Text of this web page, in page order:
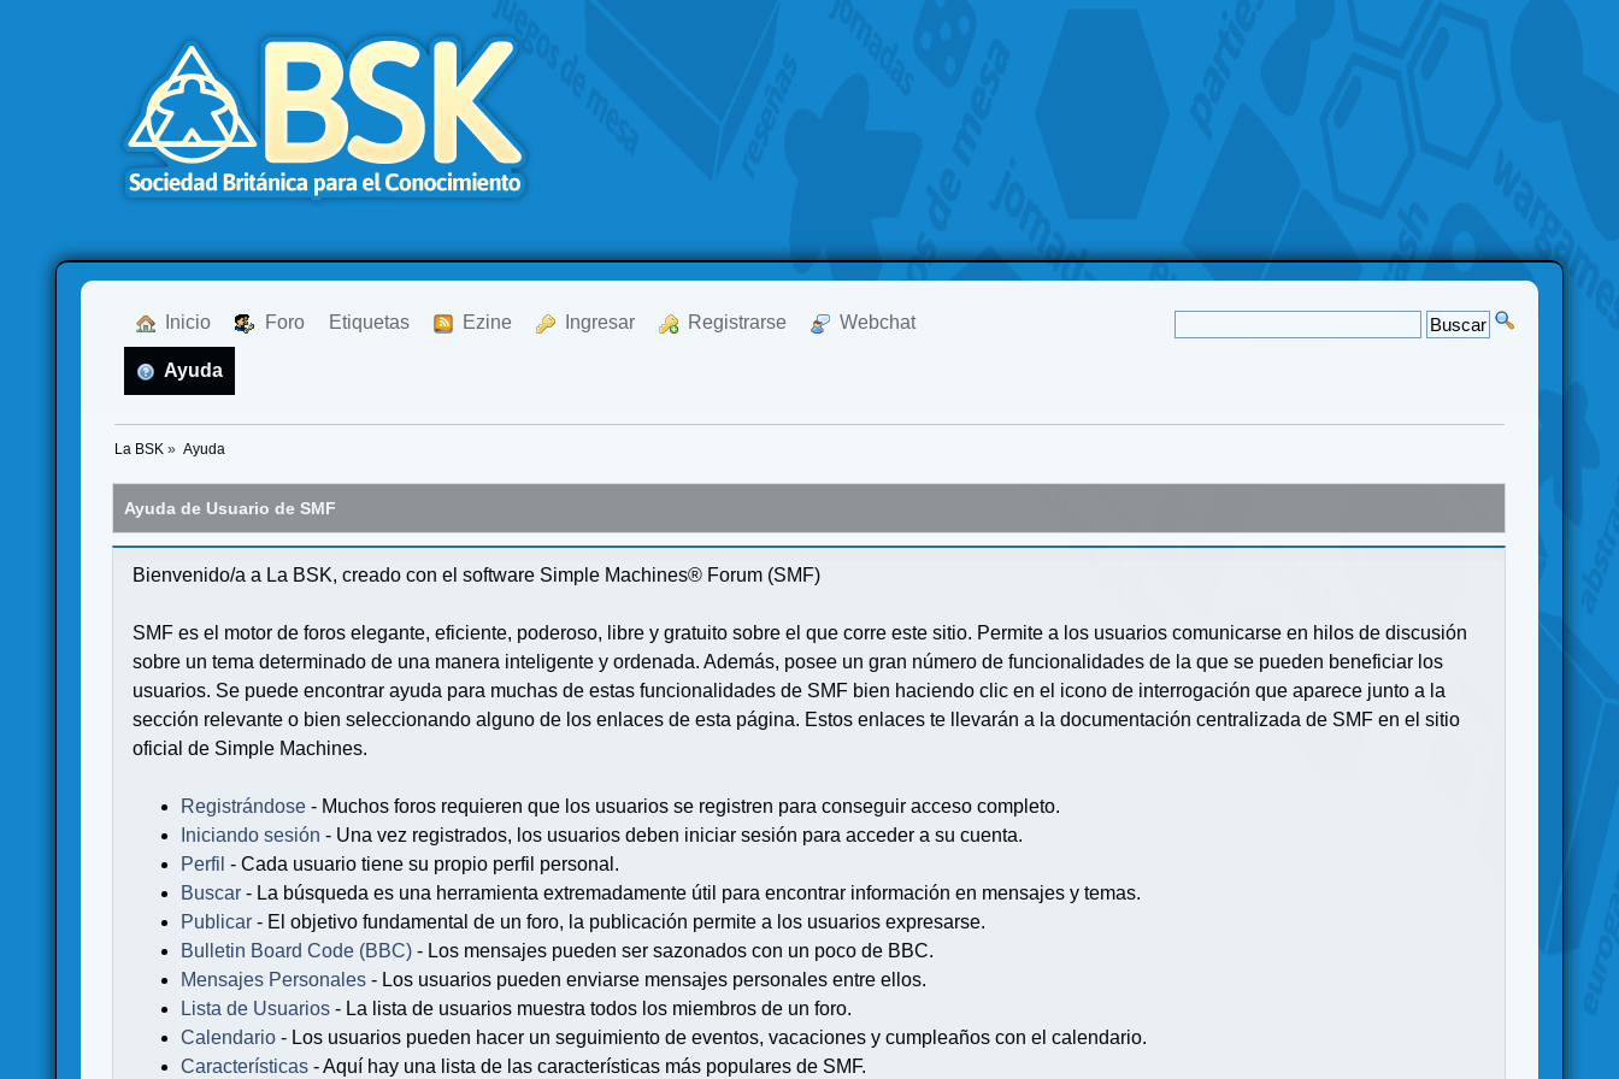
Inicio Foro Etiquetas Ezine Ingresar Registrarse Webchat
Ayuda
La BSK » Ayuda
Ayuda de Usuario de SMF
Bienvenido/a a La BSK, creado con el software Simple Machines® Forum (SMF)
SMF es el motor de foros elegante, eficiente, poderoso, libre y gratuito sobre el que corre este sitio. Permite a los usuarios comunicarse en hilos de discusión
sobre un tema determinado de una manera inteligente y ordenada. Además, posee un gran número de funcionalidades de la que se pueden beneficiar los
usuarios. Se puede encontrar ayuda para muchas de estas funcionalidades de SMF bien haciendo clic en el icono de interrogación que aparece junto a la
sección relevante o bien seleccionando alguno de los enlaces de esta página. Estos enlaces te llevarán a la documentación centralizada de SMF en el sitio
oficial de Simple Machines.
Registrándose - Muchos foros requieren que los usuarios se registren para conseguir acceso completo.
Iniciando sesión - Una vez registrados, los usuarios deben iniciar sesión para acceder a su cuenta.
Perfil - Cada usuario tiene su propio perfil personal.
Buscar - La búsqueda es una herramienta extremadamente útil para encontrar información en mensajes y temas.
Publicar - El objetivo fundamental de un foro, la publicación permite a los usuarios expresarse.
Bulletin Board Code (BBC)- Los mensajes pueden ser sazonados con un poco de BBC.
Mensajes Personales - Los usuarios pueden enviarse mensajes personales entre ellos.
Lista de Usuarios - La lista de usuarios muestra todos los miembros de un foro.
Calendario - Los usuarios pueden hacer un seguimiento de eventos, vacaciones y cumpleaños con el calendario.
Características - Aquí hay una lista de las características más populares de SMF.